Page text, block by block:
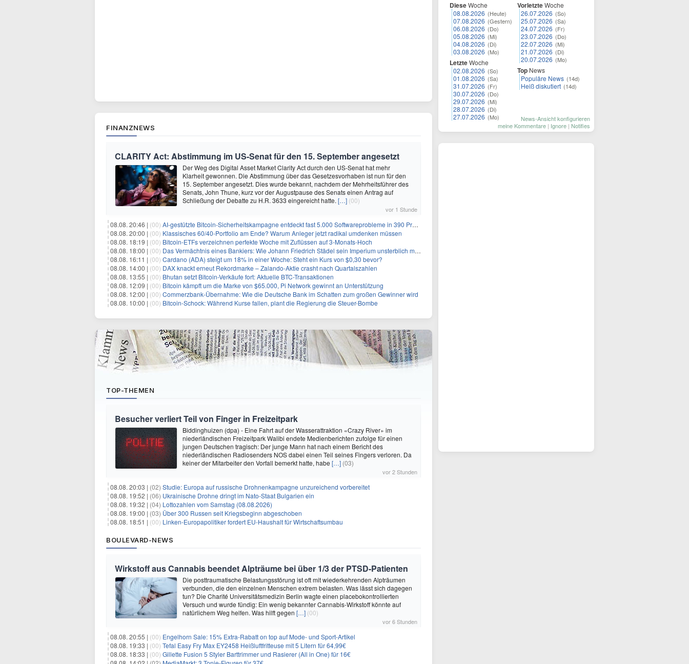
FINANZNEWS
CLARITY Act: Abstimmung im US-Senat für den 15. September angesetzt
Der Weg des Digital Asset Market Clarity Act durch den US-Senat hat mehr
Klarheit gewonnen. Die Abstimmung über das Gesetzesvorhaben ist nun für den
15. September angesetzt. Dies wurde bekannt, nachdem der Mehrheitsführer des
Senats, John Thune, kurz vor der Augustpause des Senats einen Antrag auf
Schließung der Debatte zu H.R. 3633 eingereicht hatte. […] (00)
vor 1 Stunde
08.08. 20:46 | (00) AI-gestützte Bitcoin-Sicherheitskampagne entdeckt fast 5.000 Softwareprobleme in 390 Projekten
08.08. 20:00 | (00) Klassisches 60/40-Portfolio am Ende? Warum Anleger jetzt radikal umdenken müssen
08.08. 18:19 | (00) Bitcoin-ETFs verzeichnen perfekte Woche mit Zuflüssen auf 3-Monats-Hoch
08.08. 18:00 | (00) Das Vermächtnis eines Bankiers: Wie Johann Friedrich Städel sein Imperium unsterblich machte
08.08. 16:11 | (00) Cardano (ADA) steigt um 18% in einer Woche: Steht ein Kurs von $0,30 bevor?
08.08. 14:00 | (00) DAX knackt erneut Rekordmarke – Zalando-Aktie crasht nach Quartalszahlen
08.08. 13:55 | (00) Bhutan setzt Bitcoin-Verkäufe fort: Aktuelle BTC-Transaktionen
08.08. 12:09 | (00) Bitcoin kämpft um die Marke von $65.000, Pi Network gewinnt an Unterstützung
08.08. 12:00 | (00) Commerzbank-Übernahme: Wie die Deutsche Bank im Schatten zum großen Gewinner wird
08.08. 10:00 | (00) Bitcoin-Schock: Während Kurse fallen, plant die Regierung die Steuer-Bombe
TOP-THEMEN
Besucher verliert Teil von Finger in Freizeitpark
Biddinghuizen (dpa) - Eine Fahrt auf der Wasserattraktion «Crazy River» im
niederländischen Freizeitpark Walibi endete Medienberichten zufolge für einen
jungen Deutschen tragisch: Der junge Mann hat nach einem Bericht des
niederländischen Radiosenders NOS dabei einen Teil seines Fingers verloren. Da
keiner der Mitarbeiter den Vorfall bemerkt hatte, habe […] (03)
vor 2 Stunden
08.08. 20:03 | (02) Studie: Europa auf russische Drohnenkampagne unzureichend vorbereitet
08.08. 19:52 | (06) Ukrainische Drohne dringt im Nato-Staat Bulgarien ein
08.08. 19:32 | (04) Lottozahlen vom Samstag (08.08.2026)
08.08. 19:00 | (03) Über 300 Russen seit Kriegsbeginn abgeschoben
08.08. 18:51 | (00) Linken-Europapolitiker fordert EU-Haushalt für Wirtschaftsumbau
BOULEVARD-NEWS
Wirkstoff aus Cannabis beendet Alpträume bei über 1/3 der PTSD-Patienten
Die posttraumatische Belastungsstörung ist oft mit wiederkehrenden Alpträumen
verbunden, die den einzelnen Menschen extrem belasten. Was lässt sich dagegen
tun? Die Charité Universitätsmedizin Berlin wagte einen placebokontrollierten
Versuch und wurde fündig: Ein wenig bekannter Cannabis-Wirkstoff könnte auf
natürlichem Weg helfen. Was hilft gegen […] (00)
vor 6 Stunden
08.08. 20:55 | (00) Engelhorn Sale: 15% Extra-Rabatt on top auf Mode- und Sport-Artikel
08.08. 19:33 | (00) Tefal Easy Fry Max EY2458 Heißluftfritteuse mit 5 Litern für 64,99€
08.08. 18:33 | (00) Gillette Fusion 5 Styler Barttrimmer und Rasierer (All in One) für 16€
DieseWoche
08.08.2026 (Heute)
07.08.2026 (Gestern)
06.08.2026 (Do)
05.08.2026 (Mi)
04.08.2026 (Di)
03.08.2026 (Mo)
LetzteWoche
02.08.2026 (So)
01.08.2026 (Sa)
31.07.2026 (Fr)
30.07.2026 (Do)
29.07.2026 (Mi)
28.07.2026 (Di)
27.07.2026 (Mo)
VorletzteWoche
26.07.2026 (So)
25.07.2026 (Sa)
24.07.2026 (Fr)
23.07.2026 (Do)
22.07.2026 (Mi)
21.07.2026 (Di)
20.07.2026 (Mo)
Top News
Populäre News (14d)
Heiß diskutiert (14d)
News-Ansicht konfigurieren
meine Kommentare | Ignore | Notifies